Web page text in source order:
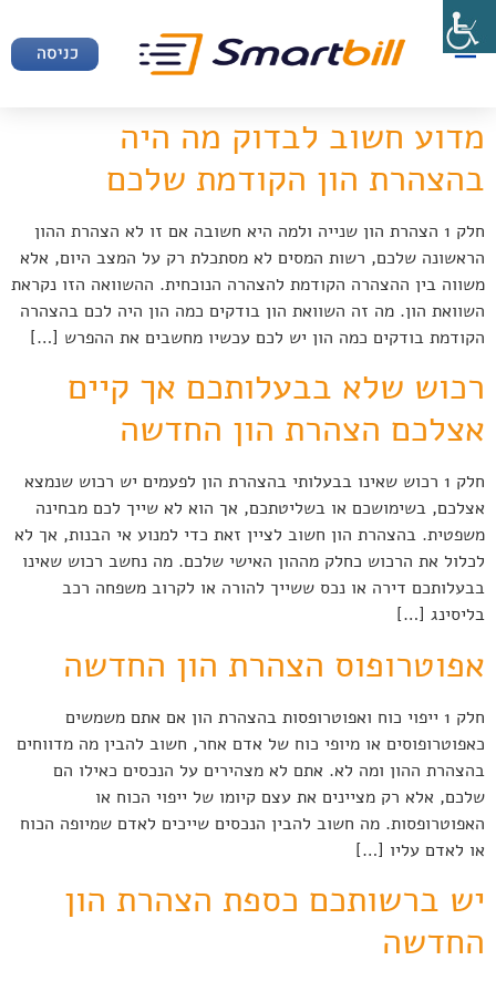
כניסה
מדוע חשוב לבדוק מה היה
בהצהרת הון הקודמת שלכם
חלק 1 הצהרת הון שנייה ולמה היא חשובה אם זו לא הצהרת ההון
הראשונה שלכם, רשות המסים לא מסתכלת רק על המצב היום, אלא
משווה בין ההצהרה הקודמת להצהרה הנוכחית. ההשוואה הזו נקראת
השוואת הון. מה זה השוואת הון בודקים כמה הון היה לכם בהצהרה
הקודמת בודקים כמה הון יש לכם עכשיו מחשבים את ההפרש […]
רכוש שלא בבעלותכם אך קיים
אצלכם הצהרת הון החדשה
חלק 1 רכוש שאינו בבעלותי בהצהרת הון לפעמים יש רכוש שנמצא
אצלכם, בשימושכם או בשליטתכם, אך הוא לא שייך לכם מבחינה
משפטית. בהצהרת הון חשוב לציין זאת כדי למנוע אי הבנות, אך לא
לכלול את הרכוש כחלק מההון האישי שלכם. מה נחשב רכוש שאינו
בבעלותכם דירה או נכס ששייך להורה או לקרוב משפחה רכב
בליסינג […]
אפוטרופוס הצהרת הון החדשה
חלק 1 ייפוי כוח ואפוטרופסות בהצהרת הון אם אתם משמשים
כאפוטרופוסים או מיופי כוח של אדם אחר, חשוב להבין מה מדווחים
בהצהרת ההון ומה לא. אתם לא מצהירים על הנכסים כאילו הם
שלכם, אלא רק מציינים את עצם קיומו של ייפוי הכוח או
האפוטרופסות. מה חשוב להבין הנכסים שייכים לאדם שמיופה הכוח
או לאדם עליו […]
יש ברשותכם כספת הצהרת הון
החדשה